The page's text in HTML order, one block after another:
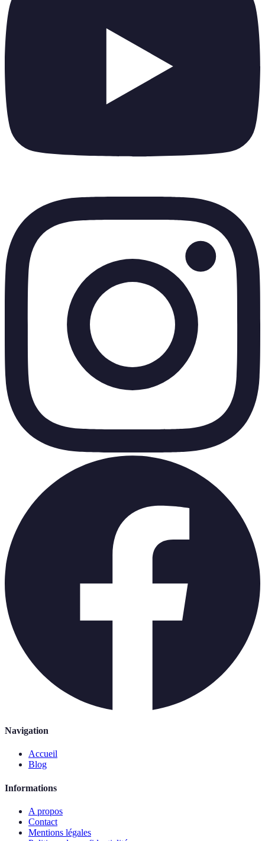
Navigation
Accueil
Blog
Informations
A propos
Contact
Mentions légales